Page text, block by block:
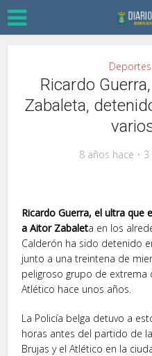
Deportes
Ricardo
Zabaleta,
8 años hace
Ricardo Guerra, el ultra que
a Aitor Zabaleta en los
Calderón ha sido detenido
junto a una treintena de
peligroso grupo de extrema
Atlético hace unos años.
La Policía belga detuvo a
horas antes del partido de
Brujas y el Atlético en la